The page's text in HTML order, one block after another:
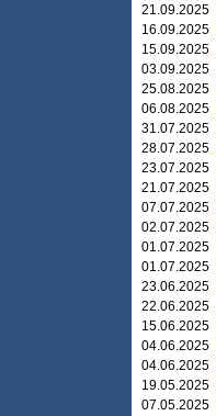
21.09.2025
16.09.2025
15.09.2025
03.09.2025
25.08.2025
06.08.2025
31.07.2025
28.07.2025
23.07.2025
21.07.2025
07.07.2025
02.07.2025
01.07.2025
01.07.2025
23.06.2025
22.06.2025
15.06.2025
04.06.2025
04.06.2025
19.05.2025
07.05.2025